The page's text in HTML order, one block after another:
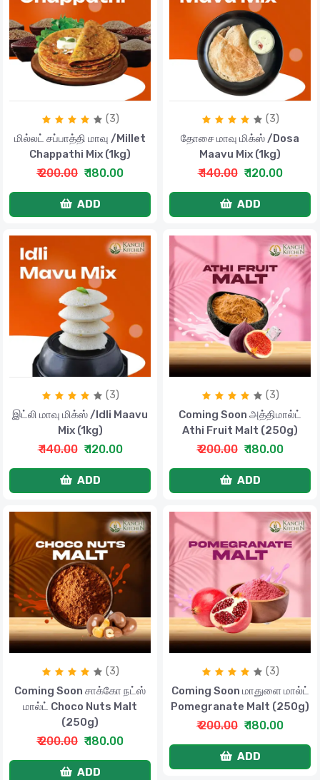
(3)
மில்லட் சப்பாத்தி மாவு /Millet
Chappathi Mix (1kg)
₹ 200.00 ₹ 180.00
ADD
(3)
தோசை மாவு மிக்ஸ் /Dosa
Maavu Mix (1kg)
₹ 140.00 ₹ 120.00
ADD
(3)
இட்லி மாவு மிக்ஸ் /Idli Maavu
Mix (1kg)
₹ 140.00 ₹ 120.00
ADD
(3)
Coming Soon அத்திமால்ட்
Athi Fruit Malt (250g)
₹ 200.00 ₹ 180.00
ADD
(3)
Coming Soon சாக்கோ நட்ஸ்
மால்ட் Choco Nuts Malt
(250g)
₹ 200.00 ₹ 180.00
ADD
(3)
Coming Soon மாதுளை மால்ட்
Pomegranate Malt (250g)
₹ 200.00 ₹ 180.00
ADD